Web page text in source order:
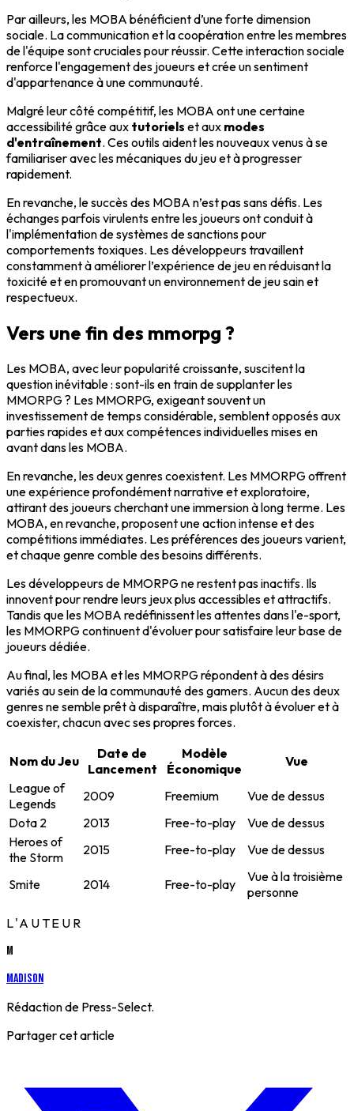
Par ailleurs, les MOBA bénéficient d’une forte dimension
sociale. La communication et la coopération entre les membres
de l'équipe sont cruciales pour réussir. Cette interaction sociale
renforce l'engagement des joueurs et crée un sentiment
d'appartenance à une communauté.
Malgré leur côté compétitif, les MOBA ont une certaine
accessibilité grâce aux tutoriels et aux modes
d'entraînement. Ces outils aident les nouveaux venus à se
familiariser avec les mécaniques du jeu et à progresser
rapidement.
En revanche, le succès des MOBA n’est pas sans défis. Les
échanges parfois virulents entre les joueurs ont conduit à
l'implémentation de systèmes de sanctions pour
comportements toxiques. Les développeurs travaillent
constamment à améliorer l’expérience de jeu en réduisant la
toxicité et en promouvant un environnement de jeu sain et
respectueux.
Vers une fin des mmorpg ?
Les MOBA, avec leur popularité croissante, suscitent la
question inévitable : sont-ils en train de supplanter les
MMORPG ? Les MMORPG, exigeant souvent un
investissement de temps considérable, semblent opposés aux
parties rapides et aux compétences individuelles mises en
avant dans les MOBA.
En revanche, les deux genres coexistent. Les MMORPG offrent
une expérience profondément narrative et exploratoire,
attirant des joueurs cherchant une immersion à long terme. Les
MOBA, en revanche, proposent une action intense et des
compétitions immédiates. Les préférences des joueurs varient,
et chaque genre comble des besoins différents.
Les développeurs de MMORPG ne restent pas inactifs. Ils
innovent pour rendre leurs jeux plus accessibles et attractifs.
Tandis que les MOBA redéfinissent les attentes dans l'e-sport,
les MMORPG continuent d'évoluer pour satisfaire leur base de
joueurs dédiée.
Au final, les MOBA et les MMORPG répondent à des désirs
variés au sein de la communauté des gamers. Aucun des deux
genres ne semble prêt à disparaître, mais plutôt à évoluer et à
coexister, chacun avec ses propres forces.
Nom du Jeu
Date de
Lancement
Modèle
Économique
Vue
League of
Legends
2009 Freemium
Vue de dessus
Dota 2
2013 Free-to-play
Vue de dessus
Heroes of
the Storm
2015 Free-to-play Vue de dessus
Smite 2014 Free-to-play
Vue à la troisième
personne
L'AUTEUR
M
Madison
Rédaction de Press-Select.
Partager cet article